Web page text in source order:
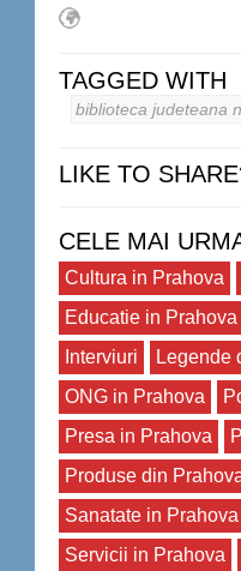
TAGGED WITH
biblioteca judeteana
LIKE TO
CELE MAI
Cultura in Prahova
Educatie in Prahova
Interviuri
Legende
ONG in Prahova
Presa in Prahova
Produse din
Sanatate in Prahova
Servicii in Prahova